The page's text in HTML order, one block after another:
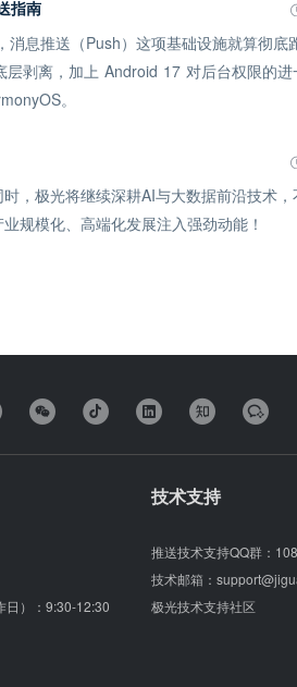
指南
息推送（Push）这项基础设施就算彻底
剥离，加上 Android 17 对后台权限的
。
，极光将继续深耕AI与大数据前沿技术
规模化、高端化发展注入强劲动能！
日）：9:30-12:30
技术支持
推送技术支持QQ群：
技术邮箱：
极光技术支持社区